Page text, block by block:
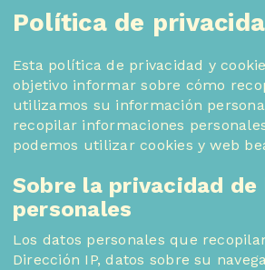
Política de
Esta política de privacidad y
objetivo informar sobre cómo
utilizamos su información
recopilar informaciones
podemos utilizar cookies y web
Sobre la privacidad
personales
Los datos personales que
Dirección IP, datos sobre su